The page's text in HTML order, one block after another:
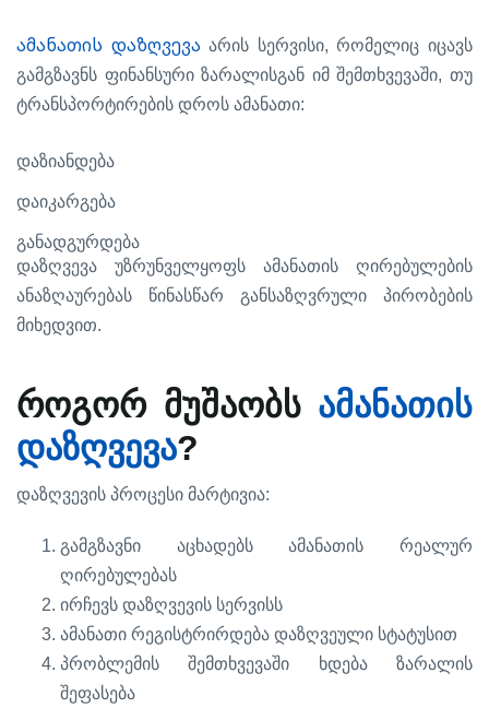
ამანათის დაზღვევა არის სერვისი,რომელიც იცავს
გამგზავნს ფინანსური ზარალისგან იმ შემთხვევაში,თუ
ტრანსპორტირების დროს ამანათი:
დაზიანდება
დაიკარგება
განადგურდება
დაზღვევა
უზრუნველყოფს ამანათის
ღირებულების
ანაზღაურებას
წინასწარ განსაზღვრული
პირობების
მიხედვით.
როგორ მუშაობს ამანათის
დაზღვევა?
დაზღვევის პროცესი მარტივია:
გამგზავნი აცხადებს ამანათის
რეალურ
ღირებულებას
ირჩევს დაზღვევის სერვისს
ამანათი რეგისტრირდება დაზღვეული სტატუსით
პრობლემის
შემთხვევაში ხდება
ზარალის
შეფასება